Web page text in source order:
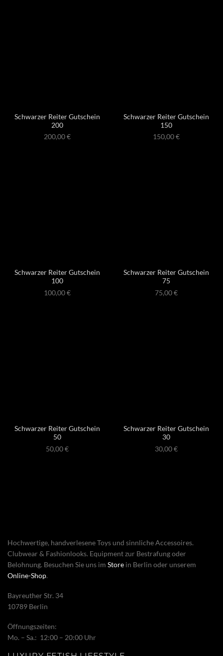
Schwarzer Reiter Gutschein
200
200,00€
Schwarzer Reiter Gutschein
150
150,00€
Schwarzer Reiter Gutschein
100
100,00€
Schwarzer Reiter Gutschein
75
75,00€
Schwarzer Reiter Gutschein
50
50,00€
Schwarzer Reiter Gutschein
30
30,00€
Hochwertige, handverlesene Toys und sinnliche Accessoires.
Clubwear & Fashionlooks. Equipment zur Bestrafung oder
Belohnung. Besuchen Sie uns im Store in Berlin oder unserem
Online-Shop.
Bayreuther Str. 34
10789 Berlin
Öffnungszeiten:
Mo. – Sa.: 12:00 – 20:00 Uhr